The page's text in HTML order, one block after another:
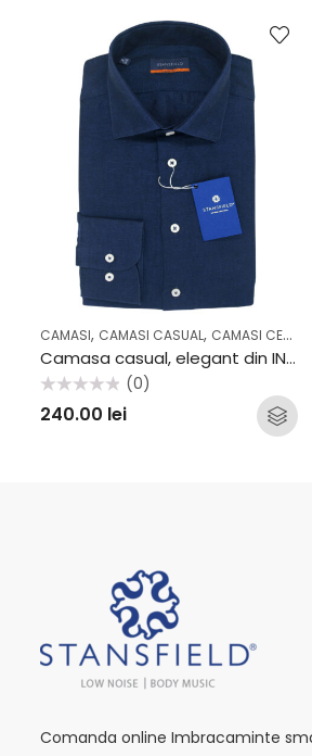
CAMASI, CAMASI CASUAL, CAMASI CEREMONIE
Camasa casual, elegant din IN Stansfield AV2201CS
la
(0)
240.00 lei
Comanda online Imbracaminte